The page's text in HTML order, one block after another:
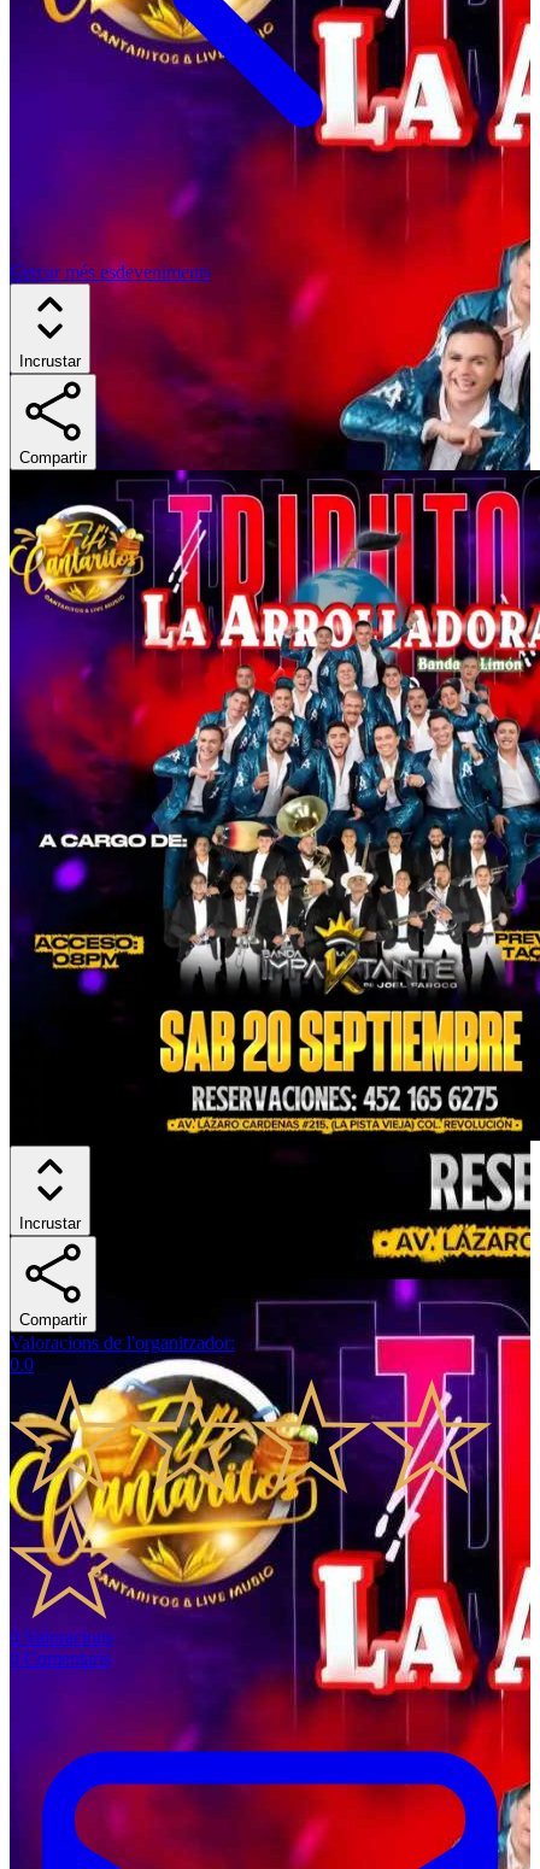
Cercar més esdeveniments
Incrustar
Compartir
Incrustar
Compartir
Valoracions de l'organitzador:
0.0
0 Valoracions
0 Comentaris